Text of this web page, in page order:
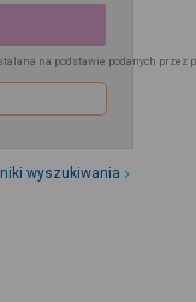
na podstawie podanych przez
wyszukiwania